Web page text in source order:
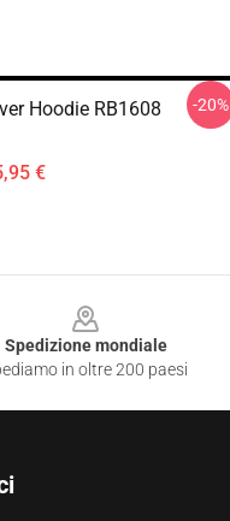
Hoodie RB1608
€
-20%
Spedizione mondiale
in oltre 200 paesi